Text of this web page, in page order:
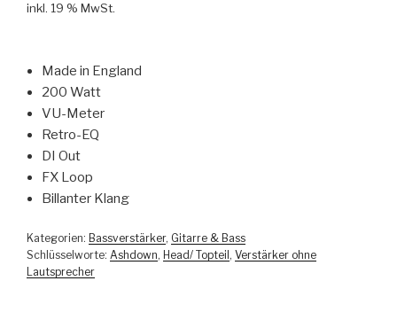
inkl. 19 % MwSt.
Made in England
200 Watt
VU-Meter
Retro-EQ
DI Out
FX Loop
Billanter Klang
Kategorien: Bassverstärker, Gitarre & Bass
Schlüsselworte: Ashdown, Head/ Topteil, Verstärker ohne
Lautsprecher